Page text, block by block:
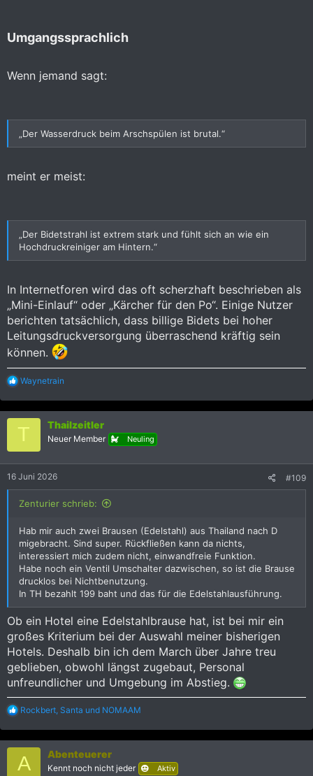
Umgangssprachlich​
Wenn jemand sagt:
„Der Wasserdruck beim Arschspülen ist brutal.“
meint er meist:
„Der Bidetstrahl ist extrem stark und fühlt sich an wie ein
Hochdruckreiniger am Hintern.“
In Internetforen wird das oft scherzhaft beschrieben als
„Mini-Einlauf“ oder „Kärcher für den Po“. Einige Nutzer
berichten tatsächlich, dass billige Bidets bei hoher
Leitungsdruckversorgung überraschend kräftig sein
können.
R
a
k
n
:
Waynetrain
T Thailzeitler
Neuer Member Neuling
16 Juni 2026 #109
Zenturier schrieb:
Hab mir auch zwei Brausen (Edelstahl) aus Thailand nach D
migebracht. Sind super. Rückfließen kann da nichts,
interessiert mich zudem nicht, einwandfreie Funktion.
Habe noch ein Ventil Umschalter dazwischen, so ist die Brause
drucklos bei Nichtbenutzung.
In TH bezahlt 199 baht und das für die Edelstahlausführung.
Ob ein Hotel eine Edelstahlbrause hat, ist bei mir ein
großes Kriterium bei der Auswahl meiner bisherigen
Hotels. Deshalb bin ich dem March über Jahre treu
geblieben, obwohl längst zugebaut, Personal
unfreundlicher und Umgebung im Abstieg.
R
a
k
i
Rockbert Santa und NOMAAM
A Abenteuerer
Kennt noch nicht jeder Aktiv